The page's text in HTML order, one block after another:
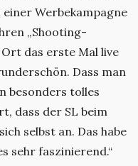
Werbekampagne
„Shooting-
Ort das erste Mal live
Dass man
besonders tolles
dass der SL beim
selbst an. Das habe
sehr faszinierend.“